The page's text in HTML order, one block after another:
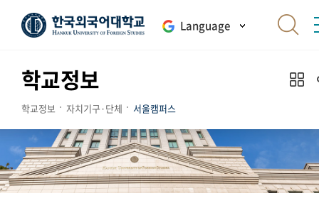
Language
학교정보
학교정보 자치기구·단체 서울캠퍼스